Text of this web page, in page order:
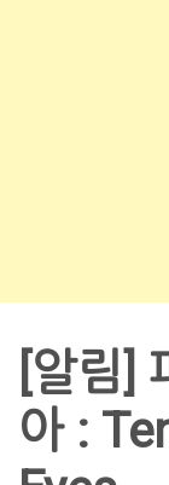
[알림]
아 :